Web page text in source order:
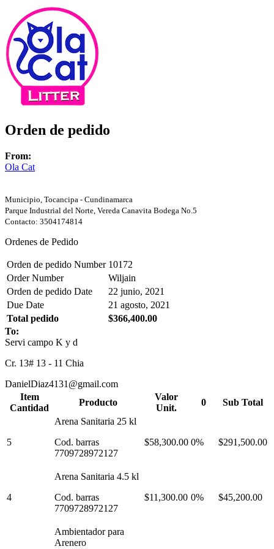
Orden de pedido
From:
Ola Cat
Municipio, Tocancipa - Cundinamarca
Parque Industrial del Norte, Vereda Canavita Bodega No.5
Contacto: 3504174814
Ordenes de Pedido
Orden de pedido Number 10172
Order Number
Wiljain
Orden de pedido Date
22 junio, 2021
Due Date
21 agosto, 2021
Total pedido
$366,400.00
To:
Servi campo K y d
Cr. 13# 13 - 11 Chia
DanielDiaz4131@gmail.com
Item
Cantidad
Producto
Valor
Unit.
0 Sub Total
5
Arena Sanitaria 25 kl
Cod. barras
7709728972127
$58,300.00 0% $291,500.00
4
Arena Sanitaria 4.5 kl
Cod. barras
7709728972127
$11,300.00 0% $45,200.00
Ambientador para
Arenero